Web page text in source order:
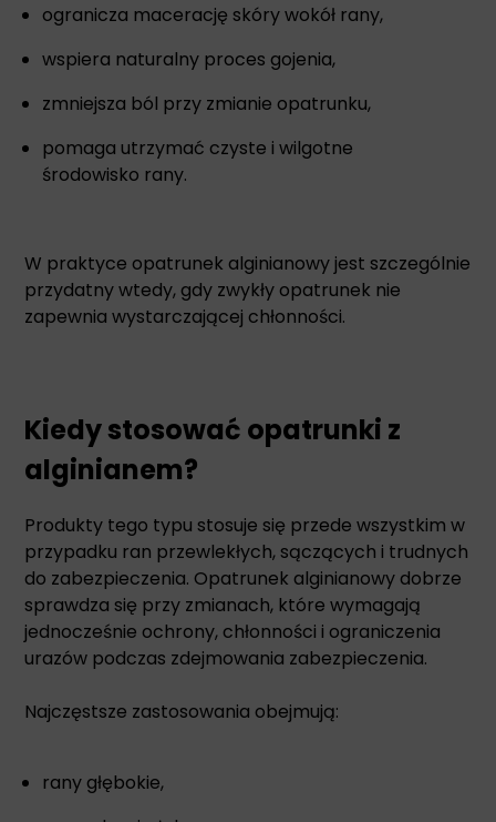
ogranicza macerację skóry wokół rany,
wspiera naturalny proces gojenia,
zmniejsza ból przy zmianie opatrunku,
pomaga utrzymać czyste i wilgotne
środowisko rany.
W praktyce opatrunek alginianowy jest szczególnie
przydatny wtedy, gdy zwykły opatrunek nie
zapewnia wystarczającej chłonności.
Kiedy stosować opatrunki z
alginianem?
Produkty tego typu stosuje się przede wszystkim w
przypadku ran przewlekłych, sączących i trudnych
do zabezpieczenia. Opatrunek alginianowy dobrze
sprawdza się przy zmianach, które wymagają
jednocześnie ochrony, chłonności i ograniczenia
urazów podczas zdejmowania zabezpieczenia.
Najczęstsze zastosowania obejmują:
rany głębokie,